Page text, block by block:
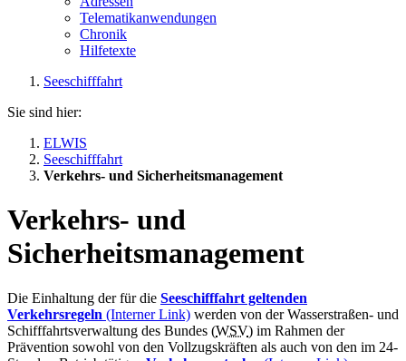
Telematikanwendungen
Chronik
Hilfetexte
Seeschifffahrt
Sie sind hier:
ELWIS
Seeschifffahrt
Verkehrs- und Sicherheitsmanagement
Verkehrs- und
Sicherheitsmanagement
Die Einhaltung der für die Seeschifffahrt geltenden
Verkehrsregeln (Interner Link) werden von der Wasserstraßen- und
Schifffahrtsverwaltung des Bundes (WSV) im Rahmen der
Prävention sowohl von den Vollzugskräften als auch von den im 24-